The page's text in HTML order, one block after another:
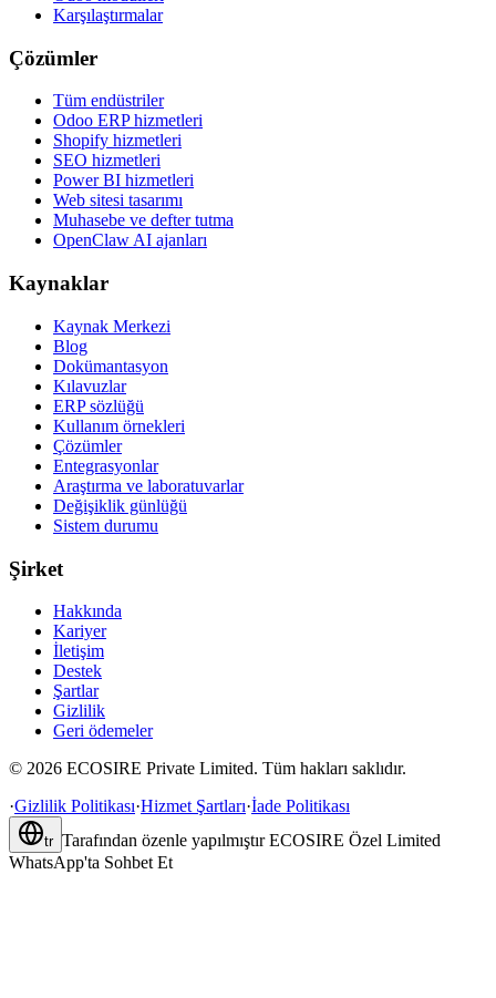
Karşılaştırmalar
Çözümler
Tüm endüstriler
Odoo ERP hizmetleri
Shopify hizmetleri
SEO hizmetleri
Power BI hizmetleri
Web sitesi tasarımı
Muhasebe ve defter tutma
OpenClaw AI ajanları
Kaynaklar
Kaynak Merkezi
Blog
Dokümantasyon
Kılavuzlar
ERP sözlüğü
Kullanım örnekleri
Çözümler
Entegrasyonlar
Araştırma ve laboratuvarlar
Değişiklik günlüğü
Sistem durumu
Şirket
Hakkında
Kariyer
İletişim
Destek
Şartlar
Gizlilik
Geri ödemeler
© 2026 ECOSIRE Private Limited. Tüm hakları saklıdır.
·Gizlilik Politikası·Hizmet Şartları·İade Politikası
tr Tarafından özenle yapılmıştır ECOSIRE Özel Limited
WhatsApp'ta Sohbet Et